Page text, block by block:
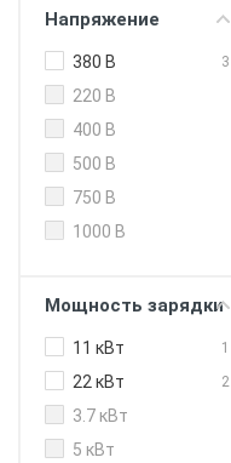
CN HiSmart 2
Zencar
ABB
EU Etrel
EU Hager 1
EU Heidelberg 1
EU Juice
Technology
Напряжение
380 В 3
220 В
400 В
500 В
750 В
1000 В
Мощность зарядки
11 кВт 1
22 кВт 2
3.7 кВт
5 кВт